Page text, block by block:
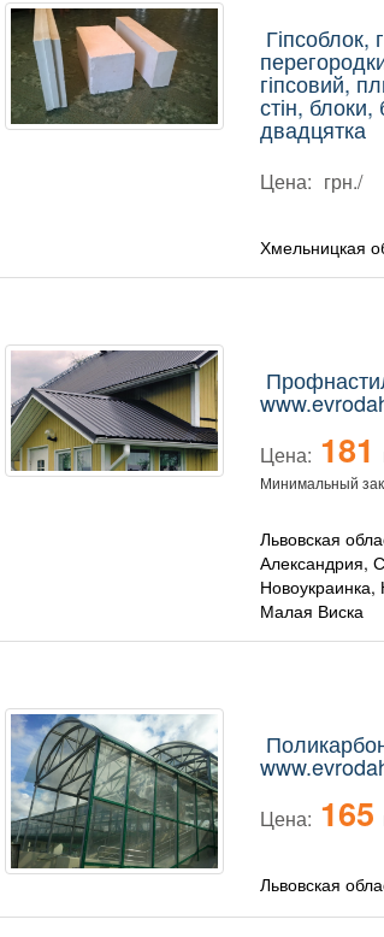
Гіпсоблок,
гіпсовий,
стін, блоки,
двадцятка
Цена: грн./
Хмельницкая
Цена: 181
Минимальный
Львовская
Александрия,
Новоукраинка,
Малая Виска
Цена: 165
Львовская